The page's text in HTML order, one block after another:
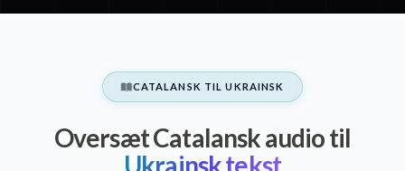
CATALANSK TIL UKRAINSK
Oversæt Catalansk audio til
Ukrainsk tekst